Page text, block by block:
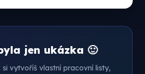
jen ukázka 🙂
si vytvoříš vlastní pracovní listy,